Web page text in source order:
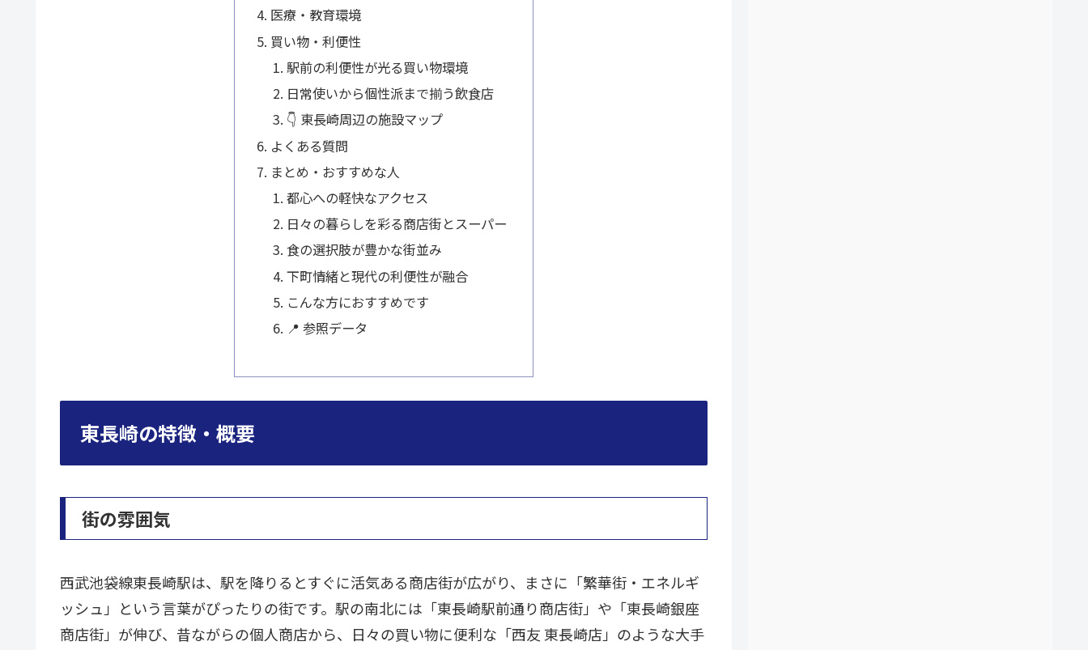
医療・教育環境
買い物・利便性
駅前の利便性が光る買い物環境
日常使いから個性派まで揃う飲食店
👇 東長崎周辺の施設マップ
よくある質問
まとめ・おすすめな人
都心への軽快なアクセス
日々の暮らしを彩る商店街とスーパー
食の選択肢が豊かな街並み
下町情緒と現代の利便性が融合
こんな方におすすめです
📍 参照データ
東長崎の特徴・概要
街の雰囲気
西武池袋線東長崎駅は、駅を降りるとすぐに活気ある商店街が広がり、まさに「繁華街・エネルギ
ッシュ」という言葉がぴったりの街です。駅の南北には「東長崎駅前通り商店街」や「東長崎銀座
商店街」が伸び、昔ながらの個人商店から、日々の買い物に便利な「西友 東長崎店」のような大手